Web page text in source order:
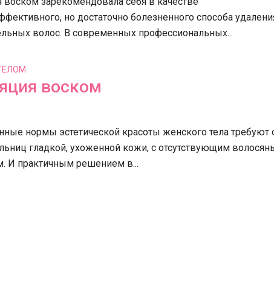
но достаточно болезненного способа
волос. В современных профессиональных...
воском
нормы эстетической красоты женского тела требуют
гладкой, ухоженной кожи, с отсутствующим
И практичным решением в...
достойная королей